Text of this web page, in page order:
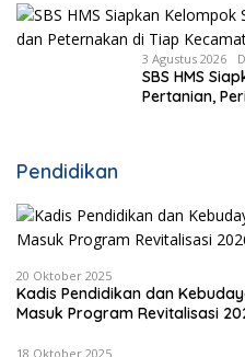
3 Agustus 2026
SBS HMS
Pertanian,
Pendidikan
20 Oktober 2025
Kadis Pendidikan dan
Masuk Program Revitalisasi
18 Oktober 2025